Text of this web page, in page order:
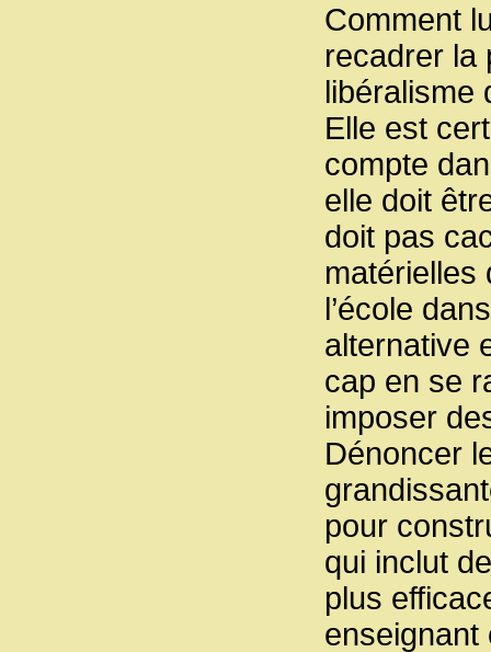
Comment
recadrer la
libéralisme
Elle est
compte
elle doit
doit pas
matérielles
l’école
alternative
cap en se
imposer
Dénoncer
pour
qui inclut
plus
enseignant